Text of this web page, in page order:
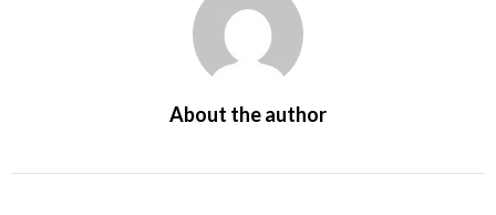
About the author